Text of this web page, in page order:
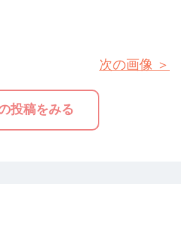
投稿をみる
次の画像 ＞